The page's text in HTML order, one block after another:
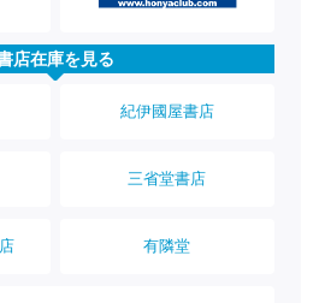
店在庫を見る
紀伊國屋書店
三省堂書店
有隣堂